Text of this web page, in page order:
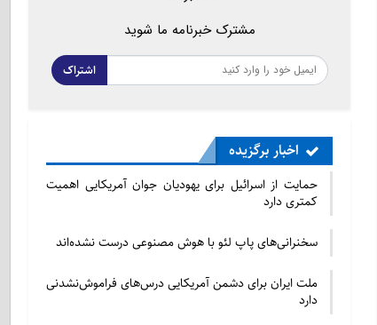
مشترک خبرنامه ما شوید
اشتراک
اخبار برگزیده
حمایت از اسرائیل برای یهودیان جوان آمریکایی اهمیت
کمتری دارد
سخنرانی‌های پاپ لئو با هوش مصنوعی درست نشده‌اند
ملت ایران برای دشمن آمریکایی درس‌های فراموش‌نشدنی
دارد